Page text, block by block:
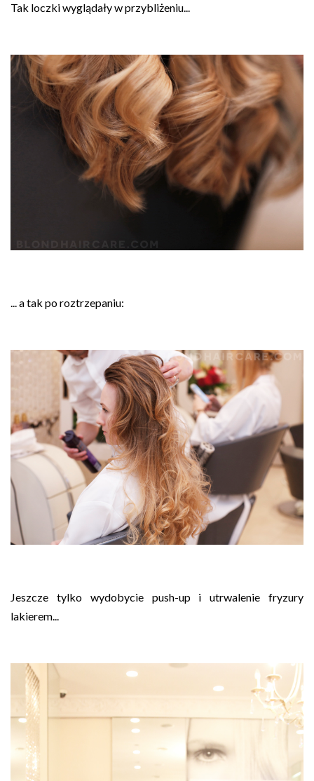
Tak loczki wyglądały w przybliżeniu...
... a tak po roztrzepaniu:
Jeszcze tylko wydobycie push-up i utrwalenie fryzury
lakierem...